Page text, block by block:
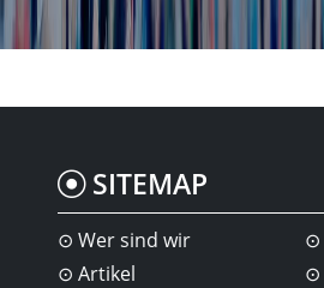
SITEMAP
Wer sind wir
Artikel